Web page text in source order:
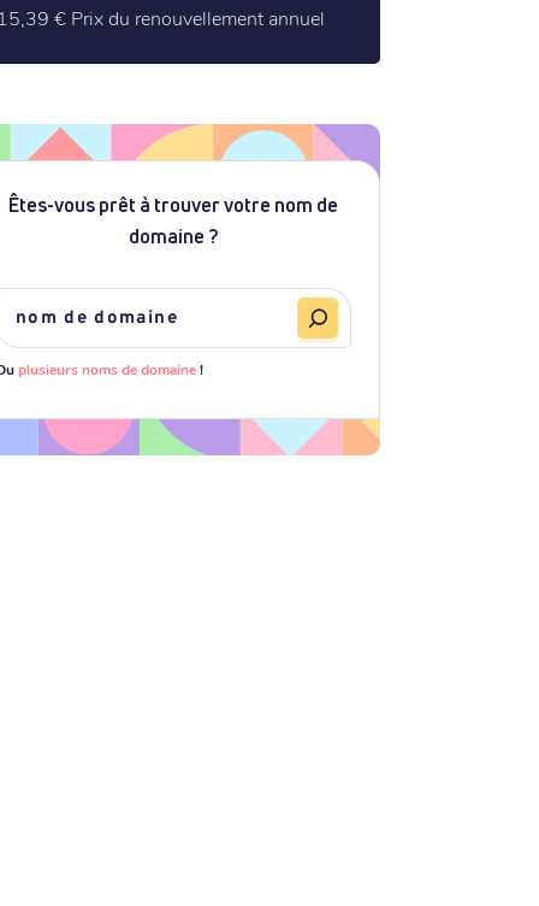
15,39 € Prix du renouvellement annuel
Êtes-vous prêt à trouver votre nom de
domaine ?
plusieurs noms de domaine!